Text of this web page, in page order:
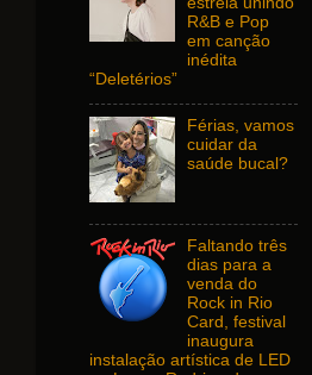
R&B e Pop
em canção
inédita
“Deletérios”
Férias, vamos
cuidar da
saúde bucal?
Faltando três
dias para a
venda do
Rock in Rio
Card, festival
inaugura
instalação artística de LED